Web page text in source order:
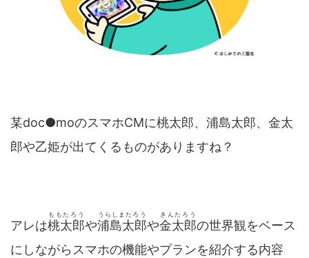
某doc●moのスマホCMに桃太郎、浦島太郎、金太
郎や乙姫が出てくるものがありますね？
アレは桃太郎
ももたろう
や浦島太郎
うらしまたろう
や金太郎
きんたろう
の世界観をベース
にしながらスマホの機能やプランを紹介する内容